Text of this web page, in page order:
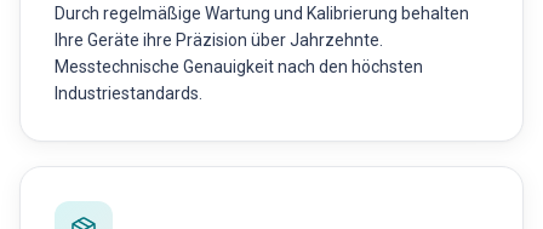
Durch regelmäßige Wartung und Kalibrierung behalten
Ihre Geräte ihre Präzision über Jahrzehnte.
Messtechnische Genauigkeit nach den höchsten
Industriestandards.